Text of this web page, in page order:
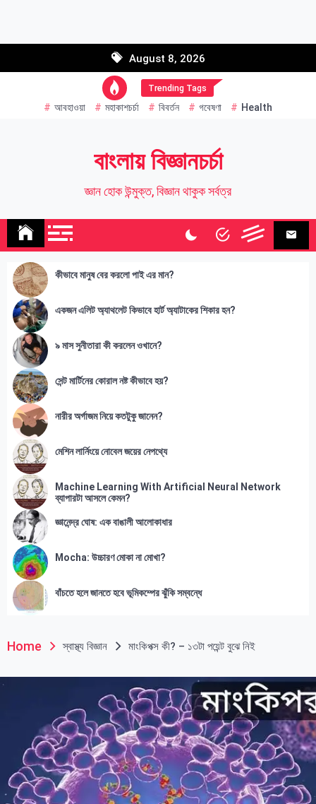
August 8, 2026
Trending Tags
আবহাওয়া মহাকাশচর্চা বিবর্তন গবেষণা Health
বাংলায় বিজ্ঞানচর্চা
জ্ঞান হোক উন্মুক্ত, বিজ্ঞান থাকুক সর্বত্র
কীভাবে মানুষ বের করলো পাই এর মান?
একজন এলিট অ্যাথলেট কিভাবে হার্ট অ্যাটাকের শিকার হন?
৯ মাস সুনীতারা কী করলেন ওখানে?
সেন্ট মার্টিনের কোরাল নষ্ট কীভাবে হয়?
নারীর অর্গাজম নিয়ে কতটুকু জানেন?
মেশিন লার্নিংয়ে নোবেল জয়ের নেপথ্যে
Machine Learning With Artificial Neural Network
ব্যাপারটা আসলে কেমন?
জ্ঞানেন্দ্র ঘোষ: এক বাঙালী আলোকাধার
Mocha: উচ্চারণ মোকা না মোখা?
বাঁচতে হলে জানতে হবে ভূমিকম্পের ঝুঁকি সম্বন্ধে
Home স্বাস্থ্য বিজ্ঞান মাংকিপক্স কী? – ১৩টা পয়েন্ট বুঝে নিই